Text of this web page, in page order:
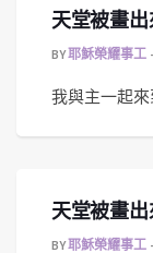
天堂被畫出
BY耶穌榮耀事工
我與主一起
天堂被畫出
BY耶穌榮耀事工